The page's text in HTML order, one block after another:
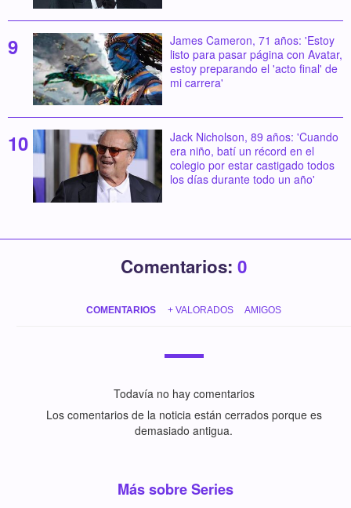
James Cameron, 71 años: 'Estoy
listo para pasar página con Avatar,
estoy preparando el 'acto final' de
mi carrera'
Jack Nicholson, 89 años: 'Cuando
era niño, batí un récord en el
colegio por estar castigado todos
los días durante todo un año'
Comentarios: 0
COMENTARIOS + VALORADOS AMIGOS
Todavía no hay comentarios
Los comentarios de la noticia están cerrados porque es
demasiado antigua.
Más sobre Series